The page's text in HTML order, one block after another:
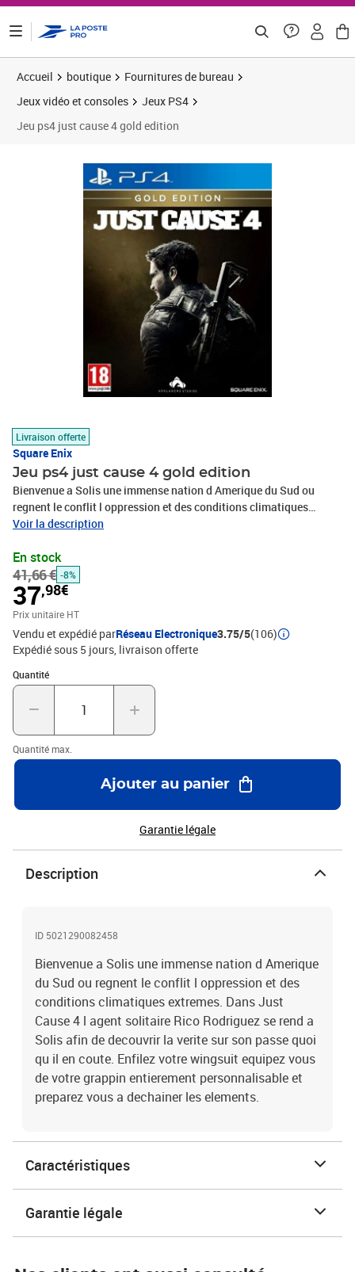
Accueil boutique
Fournitures de bureau
Jeux vidéo et consoles
Jeux PS4
Jeu ps4 just cause 4 gold edition
Livraison offerte
Square Enix
Jeu ps4 just cause 4 gold edition
Bienvenue a Solis une immense nation d Amerique du Sud ou
regnent le conflit l oppression et des conditions climatiques
extremes. Dans Just Cause 4 l agent solitaire Rico Rodriguez se
coute. Enfilez votre wingsuit equipez vous de votre grappin
entierement personnalisable et preparez vous a dechainer les
elements.
Voir la description
En stock
41,66 € -8%
37,98€
Prix unitaire HT
Vendu et expédié parRéseau Electronique3.75/5(106)
Expédié sous 5 jours livraison offerte
Quantité
Quantité : 1
Quantité max.
Ajouter au panier
Garantie légale
Description
ID 5021290082458
Bienvenue a Solis une immense nation d Amerique
du Sud ou regnent le conflit l oppression et des
conditions climatiques extremes. Dans Just
Cause 4 l agent solitaire Rico Rodriguez se rend a
Solis afin de decouvrir la verite sur son passe quoi
qu il en coute. Enfilez votre wingsuit equipez vous
de votre grappin entierement personnalisable et
preparez vous a dechainer les elements.
Caractéristiques
Garantie légale